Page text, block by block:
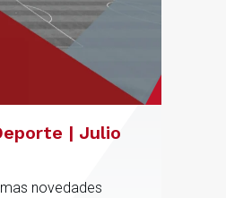
| Julio
novedades